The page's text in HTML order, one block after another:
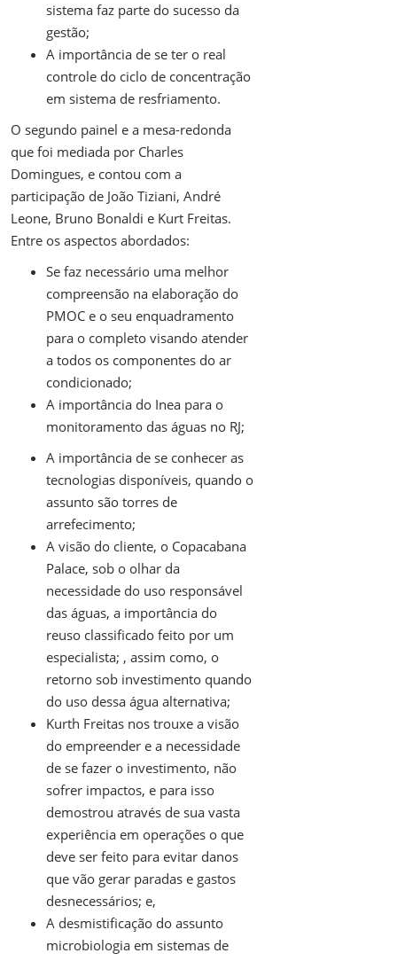
sistema faz parte do sucesso da
gestão;
A importância de se ter o real
controle do ciclo de concentração
em sistema de resfriamento.
O segundo painel e a mesa-redonda
que foi mediada por Charles
Domingues, e contou com a
participação de João Tiziani, André
Leone, Bruno Bonaldi e Kurt Freitas.
Entre os aspectos abordados:
Se faz necessário uma melhor
compreensão na elaboração do
PMOC e o seu enquadramento
para o completo visando atender
a todos os componentes do ar
condicionado;
A importância do Inea para o
monitoramento das águas no RJ;
A importância de se conhecer as
tecnologias disponíveis, quando o
assunto são torres de
arrefecimento;
A visão do cliente, o Copacabana
Palace, sob o olhar da
necessidade do uso responsável
das águas, a importância do
reuso classificado feito por um
especialista; , assim como, o
retorno sob investimento quando
do uso dessa água alternativa;
Kurth Freitas nos trouxe a visão
do empreender e a necessidade
de se fazer o investimento, não
sofrer impactos, e para isso
demostrou através de sua vasta
experiência em operações o que
deve ser feito para evitar danos
que vão gerar paradas e gastos
desnecessários; e,
A desmistificação do assunto
microbiologia em sistemas de